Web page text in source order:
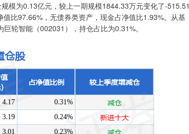
模为0.13亿元，较上一期规模1844.33万元变化了-515.51
比97.66%，无债券类资产，现金占净值比1.93%。从基
轮智能（002031），持仓占比为0.31%。